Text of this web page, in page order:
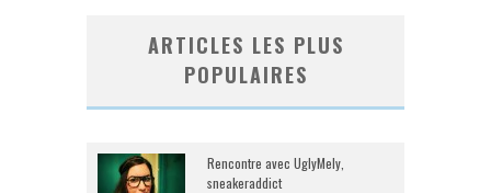
ARTICLES LES PLUS
POPULAIRES
Rencontre avec UglyMely,
sneakeraddict